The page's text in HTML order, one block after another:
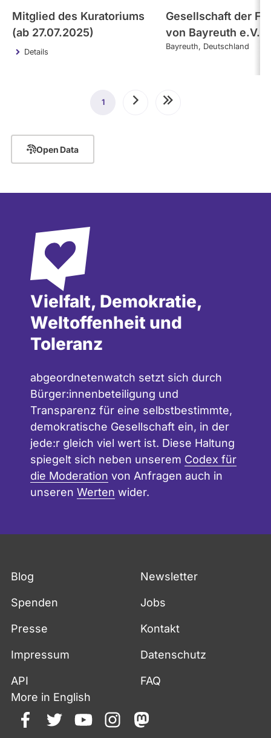
Mitglied des Kuratoriums
(ab 27.07.2025)
Details
Gesellschaft der
von Bayreuth e.V.
Bayreuth Deutschland
Seitennummerierung
Aktuelle
1 NächsteLetzte
Open Data
Vielfalt, Demokratie,
Weltoffenheit und
Toleranz
abgeordnetenwatch setzt sich durch
Bürger:innenbeteiligung und
Transparenz für eine selbstbestimmte,
demokratische Gesellschaft ein, in der
jede:r gleich viel wert ist. Diese Haltung
spiegelt sich neben unserem Codex für
die Moderation von Anfragen auch in
unseren Werten wider.
Blog Newsletter
Spenden Jobs
Presse Kontakt
Impressum Datenschutz
API
FAQ
More in English
facebooktwitteryoutubeinstagrammastodon